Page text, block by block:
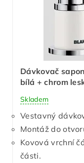
Dávkovač
bílá + chrom
Skladem
Vestavný
Montáž do
Kovová vrchní
části.